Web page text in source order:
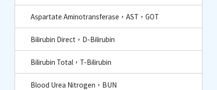
Aspartate Aminotransferase，AST，GOT
Bilirubin Direct，D-Bilirubin
Bilirubin Total，T-Bilirubin
Blood Urea Nitrogen，BUN